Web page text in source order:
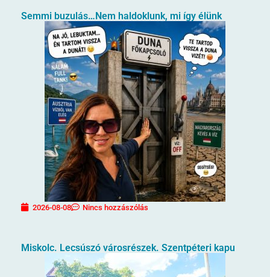
Semmi buzulás…Nem haldoklunk, mi így élünk
2026-08-08 Nincs hozzászólás
Miskolc. Lecsúszó városrészek. Szentpéteri kapu